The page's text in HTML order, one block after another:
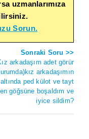
uzmanlarımıza
Sorun.
Sonraki Soru >>
arkadaşım adet görür
arkadaşımın
altında ped külot ve tayt
göğsüne boşaldım ve
iyice sildim?